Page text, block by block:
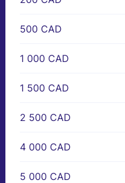
500 CAD
1 000 CAD
1 500 CAD
2 500 CAD
4 000 CAD
5 000 CAD